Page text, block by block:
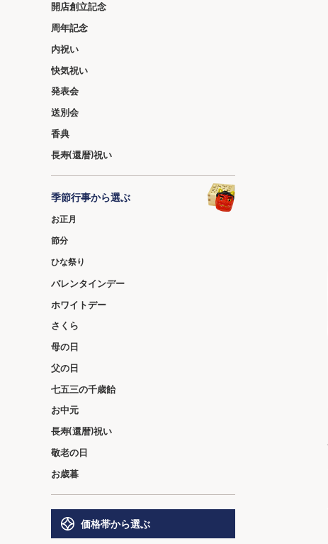
開店創立記念
周年記念
内祝い
快気祝い
発表会
送別会
香典
長寿(還暦)祝い
季節行事から選ぶ
お正月
節分
ひな祭り
バレンタインデー
ホワイトデー
さくら
母の日
父の日
七五三の千歳飴
お中元
長寿(還暦)祝い
敬老の日
お歳暮
価格帯から選ぶ